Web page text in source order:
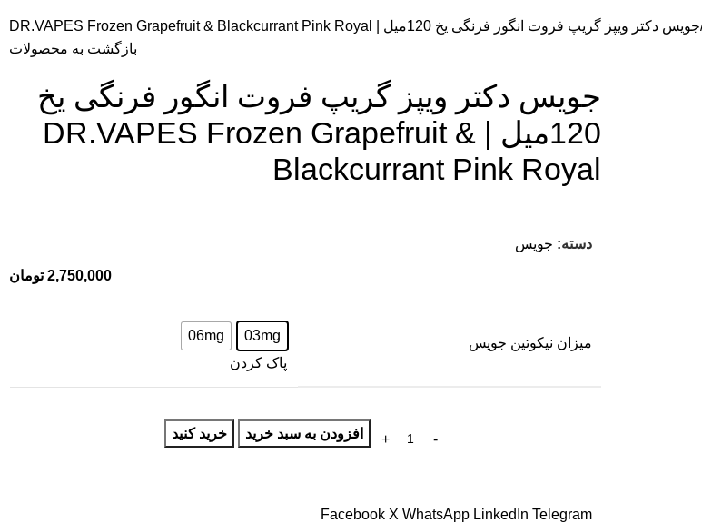
جویس دکتر ویپز گریپ فروت انگور فرنگی یخ 120میل | DR.VAPES Frozen Grapefruit & Blackcurrant Pink Royal
بازگشت به محصولات
جویس دکتر ویپز گریپ فروت انگور فرنگی یخ
120میل | DR.VAPES Frozen Grapefruit &
Blackcurrant Pink Royal
دسته: جویس
2,750,000 تومان
میزان نیکوتین جویس 03mg
06mg
پاک کردن
افزودن به سبد خرید خرید کنید
Facebook X WhatsApp LinkedIn Telegram